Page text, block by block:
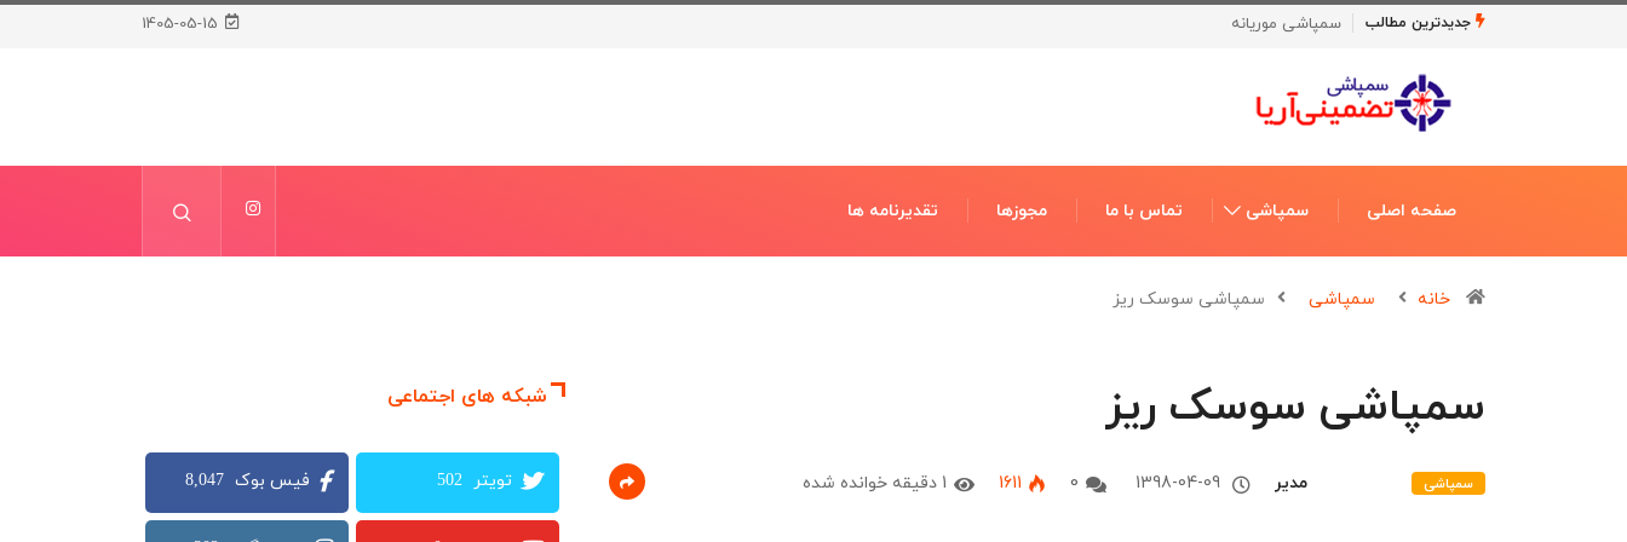
جدیدترین مطالب سمپاشی ساس 1405-05-15
صفحه اصلی سمپاشی تماس با ما مجوزها تقدیرنامه ها
خانه سمپاشی سمپاشی سوسک ریز
سمپاشی سوسک ریز
سمپاشی مدیر 0
1611 1 دقیقه خوانده شده
شبکه های اجتماعی
8,047 502